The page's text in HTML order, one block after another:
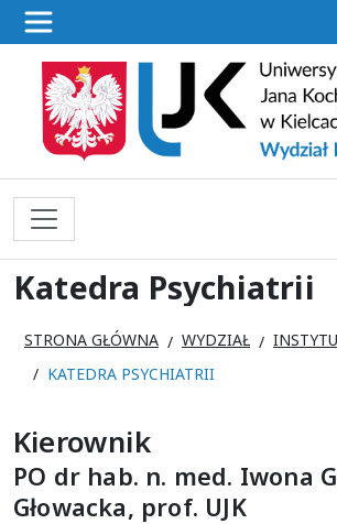
Katedra Psychiatrii
STRONA GŁÓWNA WYDZIAŁ
KATEDRA PSYCHIATRII
Kierownik
PO dr hab. n. med. Iwona
Głowacka, prof. UJK